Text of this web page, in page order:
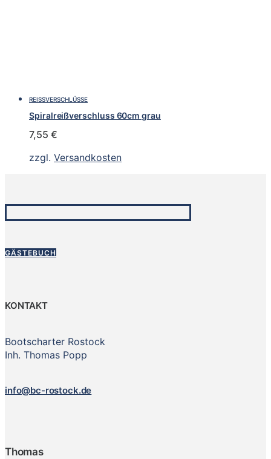
REISSVERSCHLÜSSE
Spiralreißverschluss 60cm grau
7,55 €
zzgl. Versandkosten
GÄSTEBUCH
KONTAKT
Bootscharter Rostock
Inh. Thomas Popp
info@bc-rostock.de
Thomas